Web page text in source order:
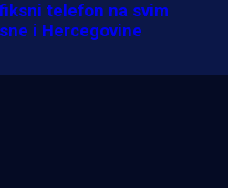
telefon na svim
i Hercegovine